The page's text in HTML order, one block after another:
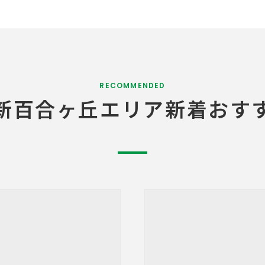
RECOMMENDED
百合ヶ丘エリア新着おす